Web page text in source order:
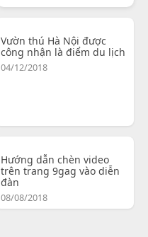
Vườn thú Hà Nội được
công nhận là điểm du lịch
04/12/2018
Hướng dẫn chèn video
trên trang 9gag vào diễn
đàn
08/08/2018